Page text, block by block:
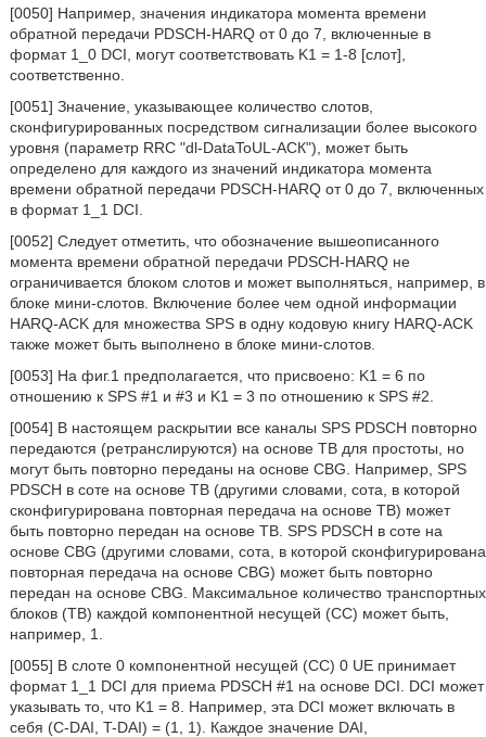
[0050] Например, значения индикатора момента времени
обратной передачи PDSCH-HARQ от 0 до 7, включенные в
формат 1_0 DCI, могут соответствовать K1 = 1-8 [слот],
соответственно.
[0051] Значение, указывающее количество слотов,
сконфигурированных посредством сигнализации более высокого
уровня (параметр RRC "dl-DataToUL-АСК"), может быть
определено для каждого из значений индикатора момента
времени обратной передачи PDSCH-HARQ от 0 до 7, включенных
в формат 1_1 DCI.
[0052] Следует отметить, что обозначение вышеописанного
момента времени обратной передачи PDSCH-HARQ не
ограничивается блоком слотов и может выполняться, например, в
блоке мини-слотов. Включение более чем одной информации
HARQ-ACK для множества SPS в одну кодовую книгу HARQ-ACK
также может быть выполнено в блоке мини-слотов.
[0053] На фиг.1 предполагается, что присвоено: K1 = 6 по
отношению к SPS #1 и #3 и K1 = 3 по отношению к SPS #2.
[0054] В настоящем раскрытии все каналы SPS PDSCH повторно
передаются (ретранслируются) на основе ТВ для простоты, но
могут быть повторно переданы на основе CBG. Например, SPS
PDSCH в соте на основе ТВ (другими словами, сота, в которой
сконфигурирована повторная передача на основе ТВ) может
быть повторно передан на основе ТВ. SPS PDSCH в соте на
основе CBG (другими словами, сота, в которой сконфигурирована
повторная передача на основе CBG) может быть повторно
передан на основе CBG. Максимальное количество транспортных
блоков (ТВ) каждой компонентной несущей (СС) может быть,
например, 1.
[0055] В слоте 0 компонентной несущей (СС) 0 UE принимает
формат 1_1 DCI для приема PDSCH #1 на основе DCI. DCI может
указывать то, что K1 = 8. Например, эта DCI может включать в
себя (C-DAI, T-DAI) = (1, 1). Каждое значение DAI,